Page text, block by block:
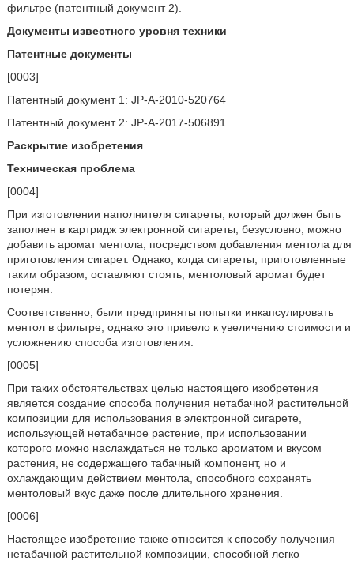
фильтре (патентный документ 2).
Документы известного уровня техники
Патентные документы
[0003]
Патентный документ 1: JP-A-2010-520764
Патентный документ 2: JP-A-2017-506891
Раскрытие изобретения
Техническая проблема
[0004]
При изготовлении наполнителя сигареты, который должен быть
заполнен в картридж электронной сигареты, безусловно, можно
добавить аромат ментола, посредством добавления ментола для
приготовления сигарет. Однако, когда сигареты, приготовленные
таким образом, оставляют стоять, ментоловый аромат будет
потерян.
Соответственно, были предприняты попытки инкапсулировать
ментол в фильтре, однако это привело к увеличению стоимости и
усложнению способа изготовления.
[0005]
При таких обстоятельствах целью настоящего изобретения
является создание способа получения нетабачной растительной
композиции для использования в электронной сигарете,
использующей нетабачное растение, при использовании
которого можно наслаждаться не только ароматом и вкусом
растения, не содержащего табачный компонент, но и
охлаждающим действием ментола, способного сохранять
ментоловый вкус даже после длительного хранения.
[0006]
Настоящее изобретение также относится к способу получения
нетабачной растительной композиции, способной легко